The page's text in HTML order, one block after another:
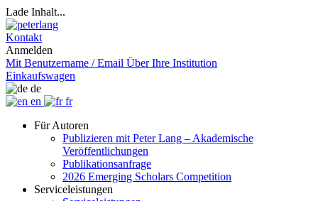
Lade Inhalt...
Kontakt
Anmelden
Mit Benutzername / Email Über Ihre Institution
Einkaufswagen
de
en
fr
Für Autoren
Publizieren mit Peter Lang – Akademische
Veröffentlichungen
Publikationsanfrage
2026 Emerging Scholars Competition
Serviceleistungen